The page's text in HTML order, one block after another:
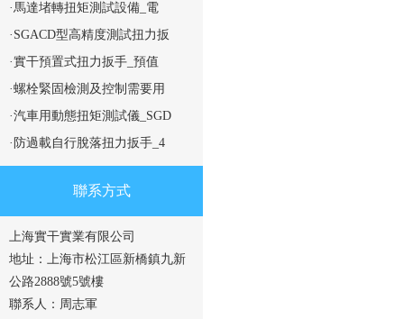
·馬達堵轉扭矩測試設備_電
·SGACD型高精度測試扭力扳
·實干預置式扭力扳手_預值
·螺栓緊固檢測及控制需要用
·汽車用動態扭矩測試儀_SGD
·防過載自行脫落扭力扳手_4
聯系方式
上海實干實業有限公司
地址：上海市松江區新橋鎮九新
公路2888號5號樓
聯系人：周志軍